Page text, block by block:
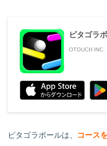
ピタゴラ
OTOUCH INC.
ピタゴラボールは、
コース